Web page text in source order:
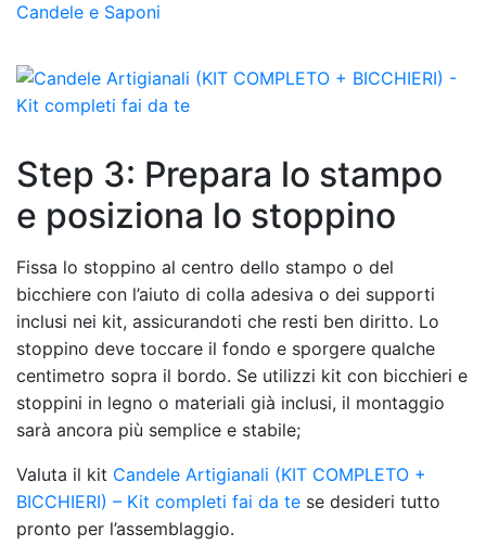
Step 3: Prepara lo stampo
e posiziona lo stoppino
Fissa lo stoppino al centro dello stampo o del
bicchiere con l’aiuto di colla adesiva o dei supporti
inclusi nei kit, assicurandoti che resti ben diritto. Lo
stoppino deve toccare il fondo e sporgere qualche
centimetro sopra il bordo. Se utilizzi kit con bicchieri e
stoppini in legno o materiali già inclusi, il montaggio
sarà ancora più semplice e stabile;
Valuta il kit Candele Artigianali (KIT COMPLETO +
BICCHIERI) – Kit completi fai da te se desideri tutto
pronto per l’assemblaggio.